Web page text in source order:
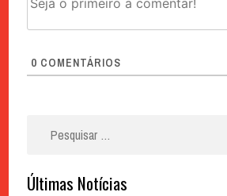
0 COMENTÁRIOS
Últimas Notícias